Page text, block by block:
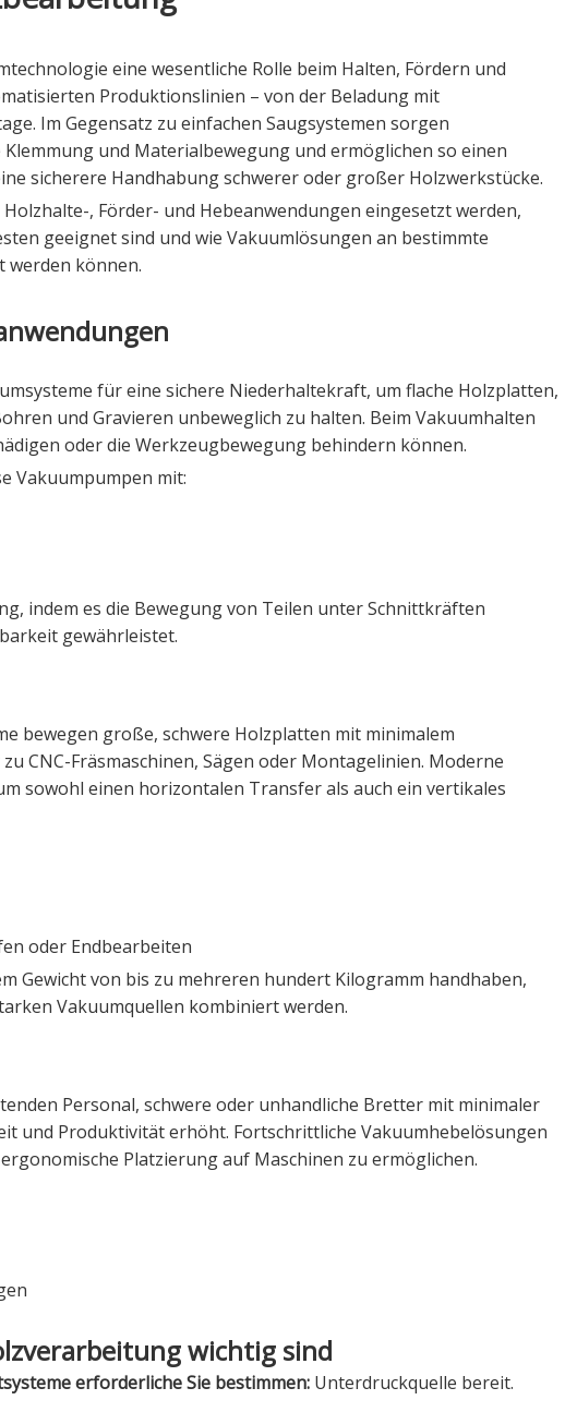
eine wesentliche Rolle beim Halten, Fördern und
Produktionslinien – von der Beladung mit
Im Gegensatz zu einfachen Saugsystemen sorgen
und Materialbewegung und ermöglichen so einen
sicherere Handhabung schwerer oder großer Holzwerkstücke.
, Förder- und Hebeanwendungen eingesetzt werden,
geeignet sind und wie Vakuumlösungen an bestimmte
werden können.
für eine sichere Niederhaltekraft, um flache Holzplatten,
und Gravieren unbeweglich zu halten. Beim Vakuumhalten
oder die Werkzeugbewegung behindern können.
Vakuumpumpen mit:
indem es die Bewegung von Teilen unter Schnittkräften
gewährleistet.
bewegen große, schwere Holzplatten mit minimalem
CNC-Fräsmaschinen, Sägen oder Montagelinien. Moderne
sowohl einen horizontalen Transfer als auch ein vertikales
oder Endbearbeiten
Gewicht von bis zu mehreren hundert Kilogramm handhaben,
Vakuumquellen kombiniert werden.
Personal, schwere oder unhandliche Bretter mit minimaler
und Produktivität erhöht. Fortschrittliche Vakuumhebelösungen
Platzierung auf Maschinen zu ermöglichen.
wichtig sind
erforderliche Sie bestimmen: Unterdruckquelle bereit.